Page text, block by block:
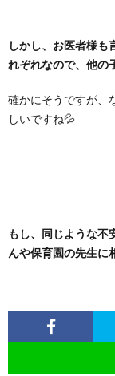
しかし、お医者様も
れぞれなので、他の
確かにそうですが、
しいですね💦
もし、同じような不
んや保育園の先生に